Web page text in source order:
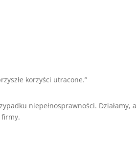
korzyści utracone.”
niepełnosprawności. Działamy,
firmy.